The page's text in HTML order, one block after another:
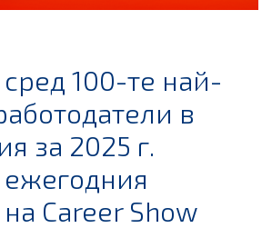
сред 100-те най-
в
за 2025 г.
Career Show